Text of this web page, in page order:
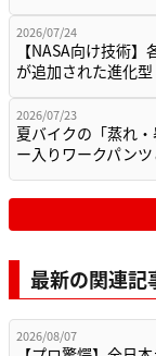
2026/07/24
【NASA向け技術
が追加された進化
2026/07/23
夏バイクの「蒸れ
ー入りワークパン
最新の関連
2026/08/07